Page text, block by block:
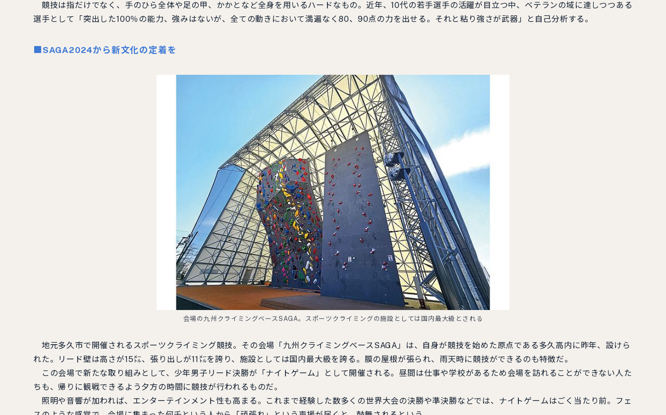
競技は指だけでなく、手のひら全体や足の甲、かかとなど全身を用いるハードなもの。近年、10代の若手選手の活躍が目立つ中、ベテランの域に達しつつある
選手として「突出した100％の能力、強みはないが、全ての動きにおいて満遍なく80、90点の力を出せる。それと粘り強さが武器」と自己分析する。
■SAGA2024から新文化の定着を
会場の九州クライミングベースSAGA。スポーツクライミングの施設としては国内最大級とされる
地元多久市で開催されるスポーツクライミング競技。その会場「九州クライミングベースSAGA」は、自身が競技を始めた原点である多久高内に昨年、設けら
れた。リード壁は高さが15㍍、張り出しが11㍍を誇り、施設としては国内最大級を誇る。膜の屋根が張られ、雨天時に競技ができるのも特徴だ。
この会場で新たな取り組みとして、少年男子リード決勝が「ナイトゲーム」として開催される。昼間は仕事や学校があるため会場を訪れることができない人た
ちも、帰りに観戦できるよう夕方の時間に競技が行われるものだ。
照明や音響が加われば、エンターテインメント性も高まる。これまで経験した数多くの世界大会の決勝や準決勝などでは、ナイトゲームはごく当たり前。フェ